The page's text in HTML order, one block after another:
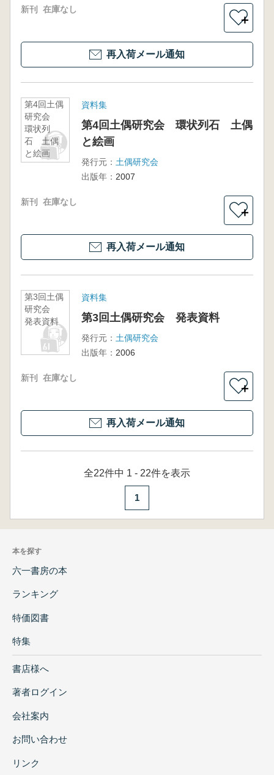
新刊 在庫なし
＋
再入荷メール通知
第4回土偶
研究会
環状列
石 土偶
と絵画
資料集
第4回土偶研究会 環状列石 土偶
と絵画
発行元： 土偶研究会
出版年： 2007
新刊 在庫なし
＋
再入荷メール通知
第3回土偶
研究会
発表資料
資料集
第3回土偶研究会 発表資料
発行元： 土偶研究会
出版年： 2006
新刊 在庫なし
＋
再入荷メール通知
全22件中 1 - 22件を表示
1
本を探す
六一書房の本
ランキング
特価図書
特集
書店様へ
著者ログイン
会社案内
お問い合わせ
リンク